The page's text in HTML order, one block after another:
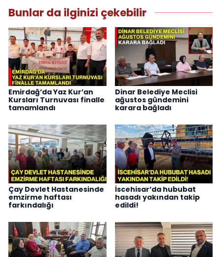
Bunlar da ilginizi çekebilir
Emirdağ’da Yaz Kur’an
Kursları Turnuvası finalle
tamamlandı
Dinar Belediye Meclisi
ağustos gündemini
karara bağladı
Çay Devlet Hastanesinde
emzirme haftası
farkındalığı
İscehisar’da hububat
hasadı yakından takip
edildi!